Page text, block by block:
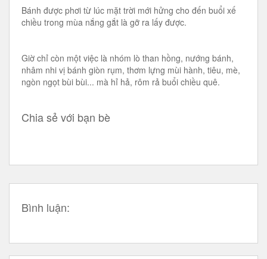
Bánh được phơi từ lúc mặt trời mới hửng cho đến buổi xế
chiều trong mùa nắng gắt là gỡ ra lấy được.
Giờ chỉ còn một việc là nhóm lò than hồng, nướng bánh,
nhâm nhi vị bánh giòn rụm, thơm lựng mùi hành, tiêu, mè,
ngòn ngọt bùi bùi... mà hỉ hả, rôm rả buổi chiều quê.
Chia sẻ với bạn bè
Bình luận: